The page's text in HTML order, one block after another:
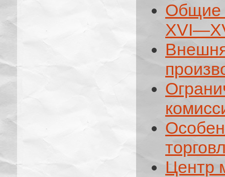
Общие
Центр